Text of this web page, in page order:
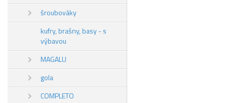
šroubováky
kufry, brašny, basy - s
výbavou
MAGALU
gola
COMPLETO